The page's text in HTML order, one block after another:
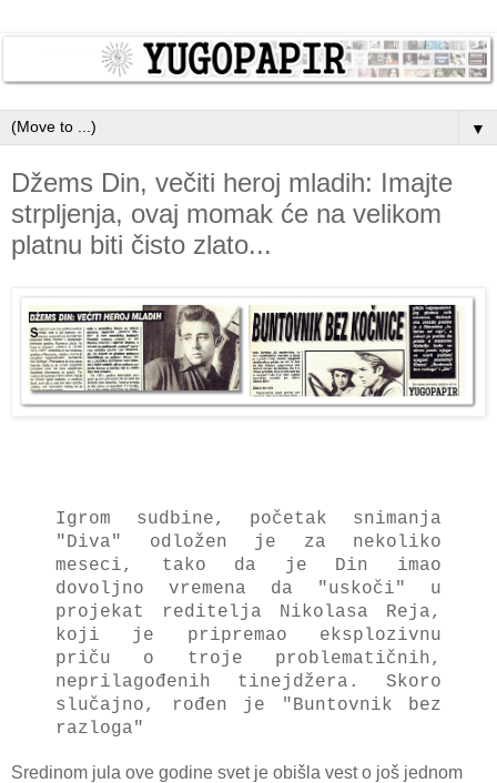
▼
Džems Din, večiti heroj mladih: Imajte
strpljenja, ovaj momak će na velikom
platnu biti čisto zlato...
Igrom sudbine, početak snimanja
"Diva" odložen je za nekoliko
meseci, tako da je Din imao
dovoljno vremena da "uskoči" u
projekat reditelja Nikolasa Reja,
koji je pripremao eksplozivnu
priču o troje problematičnih,
neprilagođenih tinejdžera. Skoro
slučajno, rođen je "Buntovnik bez
razloga"
Sredinom jula ove godine svet je obišla vest o još jednom